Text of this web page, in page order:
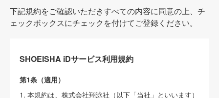
下記規約をご確認いただきすべての内容に同意の上、チ
ェックボックスにチェックを付けてご登録ください。
SHOEISHA iDサービス利用規約
第1条（適用）
1. 本規約は、株式会社翔泳社（以下「当社」といいます）